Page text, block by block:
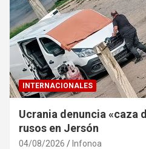
INTERNACIONALES
Ucrania denuncia «caza
rusos en Jersón
04/08/2026 Infonoa